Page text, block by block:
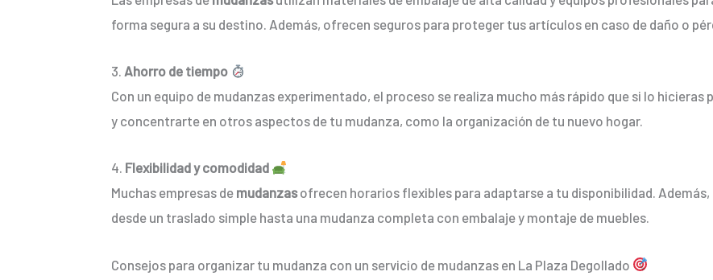
forma segura a su destino. Además, ofrecen seguros para proteger tus artículos en caso de daño o
3. Ahorro de tiempo
Con un equipo de mudanzas experimentado, el proceso se realiza mucho más rápido que si lo
y concentrarte en otros aspectos de tu mudanza, como la organización de tu nuevo hogar.
4. Flexibilidad y comodidad
Muchas empresas de mudanzasofrecen horarios flexibles para adaptarse a tu disponibilidad.
desde un traslado simple hasta una mudanza completa con embalaje y montaje de muebles.
Consejos para organizar tu mudanza con un servicio de mudanzas en La Plaza Degollado